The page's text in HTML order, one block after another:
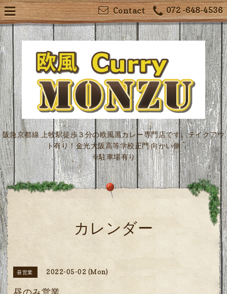
072 -648-4536
Contact
阪急京都線 上牧駅徒歩３分の欧風黒カレー専門店です。テイクアウ
ト有り！金光大阪高等学校正門 向かい側
※駐車場有り
カレンダー
昼営業 2022-05-02 (Mon)